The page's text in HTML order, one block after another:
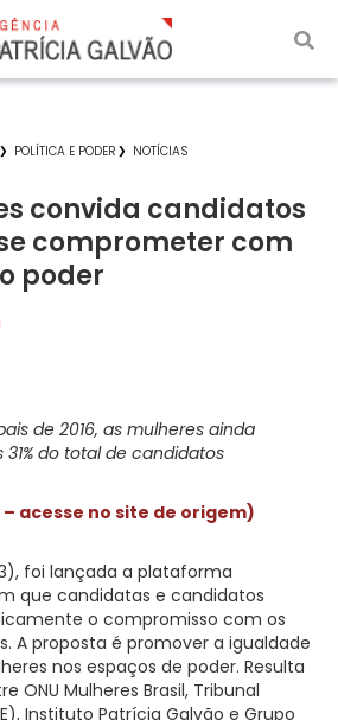
POLÍTICA E PODER NOTÍCIAS
convida candidatos
comprometer com
poder
de 2016, as mulheres ainda
do total de candidatos
– acesse no site de origem)
foi lançada a plataforma
que candidatas e candidatos
o compromisso com os
A proposta é promover a igualdade
nos espaços de poder. Resulta
ONU Mulheres Brasil, Tribunal
Instituto Patrícia Galvão e Grupo